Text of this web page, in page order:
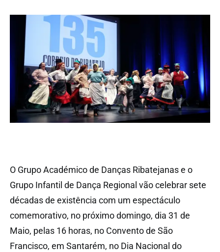
O Grupo Académico de Danças Ribatejanas e o
Grupo Infantil de Dança Regional vão celebrar sete
décadas de existência com um espectáculo
comemorativo, no próximo domingo, dia 31 de
Maio, pelas 16 horas, no Convento de São
Francisco, em Santarém, no Dia Nacional do